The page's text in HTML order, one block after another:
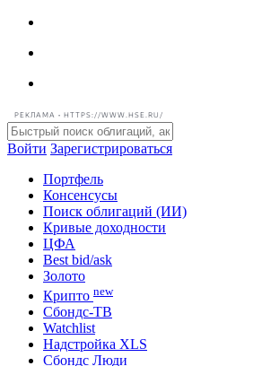
РЕКЛАМА • HTTPS://WWW.HSE.RU/
Войти Зарегистрироваться
Портфель
Консенсусы
Поиск облигаций (ИИ)
Кривые доходности
ЦФА
Best bid/ask
Золото
Крипто new